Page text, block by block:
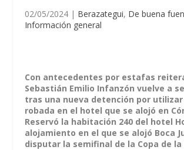
02/05/2024 | Berazategui, De buena
Información general
Con antecedentes por estafas
Sebastián Emilio Infanzón vuelve a
tras una nueva detención por
robada en el hotel que se alojó en
Reservó la habitación 240 del hotel
alojamiento en el que se alojó Boca
disputar la semifinal de la Copa de la